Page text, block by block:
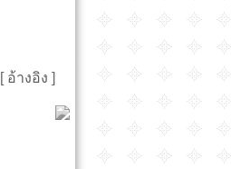
[ อ้างอิง ]